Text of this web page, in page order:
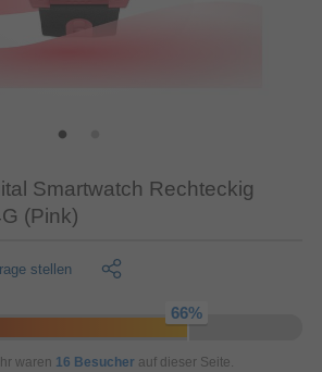
Smartwatch Rechteckig
(Pink)
stellen
waren 16 Besucherauf dieser Seite.